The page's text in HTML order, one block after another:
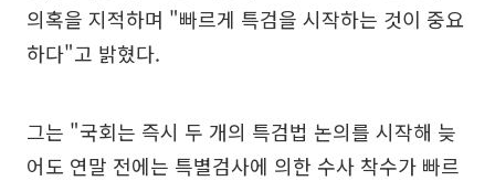
의혹을 지적하며 "빠르게 특검을 시작하는 것이 중요
하다"고 밝혔다.
그는 "국회는 즉시 두 개의 특검법 논의를 시작해 늦
어도 연말 전에는 특별검사에 의한 수사 착수가 빠르